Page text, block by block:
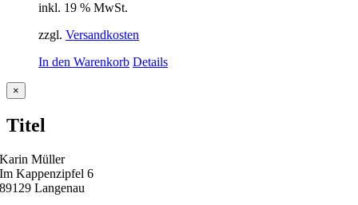
inkl. 19 % MwSt.
zzgl. Versandkosten
In den Warenkorb Details
Close
product
view
×
Titel
Karin Müller
Im Kappenzipfel 6
89129 Langenau